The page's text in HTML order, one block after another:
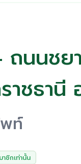
นนชย
าชธานี
ท์
ชิกเท่านั้น